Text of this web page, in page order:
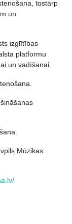
tostarp
un
izglītības
platformu
un vadīšanai.
Mūzikas